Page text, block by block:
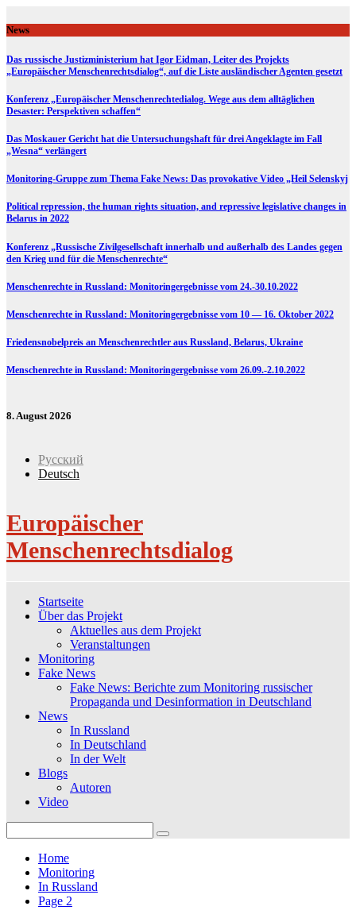
to
content
News
Das russische Justizministerium hat Igor Eidman, Leiter des Projekts
„Europäischer Menschenrechtsdialog“, auf die Liste ausländischer Agenten gesetzt
Konferenz „Europäischer Menschenrechtedialog. Wege aus dem alltäglichen
Desaster: Perspektiven schaffen“
Das Moskauer Gericht hat die Untersuchungshaft für drei Angeklagte im Fall
„Wesna“ verlängert
Monitoring-Gruppe zum Thema Fake News: Das provokative Video „Heil Selenskyj
Political repression, the human rights situation, and repressive legislative changes in
Belarus in 2022
Konferenz „Russische Zivilgesellschaft innerhalb und außerhalb des Landes gegen
den Krieg und für die Menschenrechte“
Menschenrechte in Russland: Monitoringergebnisse vom 24.-30.10.2022
Menschenrechte in Russland: Monitoringergebnisse vom 10 — 16. Oktober 2022
Friedensnobelpreis an Menschenrechtler aus Russland, Belarus, Ukraine
Menschenrechte in Russland: Monitoringergebnisse vom 26.09.-2.10.2022
8. August 2026
Русский
Deutsch
Europäischer
Menschenrechtsdialog
Startseite
Über das Projekt
Aktuelles aus dem Projekt
Veranstaltungen
Monitoring
Fake News
Fake News: Berichte zum Monitoring russischer
Propaganda und Desinformation in Deutschland
News
In Russland
In Deutschland
In der Welt
Blogs
Autoren
Video
for:
Home
Monitoring
In Russland
Page 2